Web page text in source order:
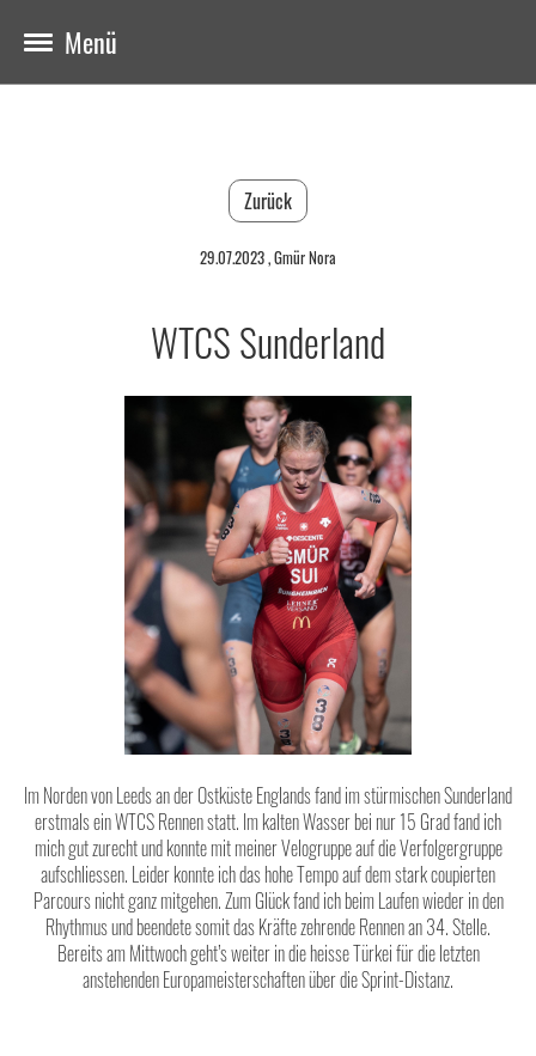
Menü
Zurück
29.07.2023, Gmür Nora
WTCS Sunderland
Im Norden von Leeds an der Ostküste Englands fand im stürmischen Sunderland
erstmals ein WTCS Rennen statt. Im kalten Wasser bei nur 15 Grad fand ich
mich gut zurecht und konnte mit meiner Velogruppe auf die Verfolgergruppe
aufschliessen. Leider konnte ich das hohe Tempo auf dem stark coupierten
Parcours nicht ganz mitgehen. Zum Glück fand ich beim Laufen wieder in den
Rhythmus und beendete somit das Kräfte zehrende Rennen an 34. Stelle.
Bereits am Mittwoch geht’s weiter in die heisse Türkei für die letzten
anstehenden Europameisterschaften über die Sprint-Distanz.